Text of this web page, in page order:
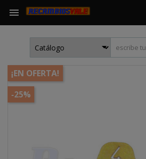

¡EN OFERTA!
-25%